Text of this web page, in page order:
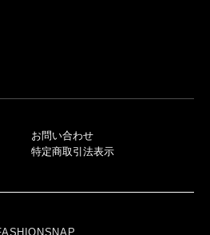
お問い合わせ
特定商取引法表示